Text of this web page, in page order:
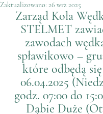
Zaktualizowano: 26 wrz 2025
Zarząd Koła
STELMET
zawodach
spławikowo –
które odbędą
06.04.2025
godz. 07:00 do
Dąbie Duże